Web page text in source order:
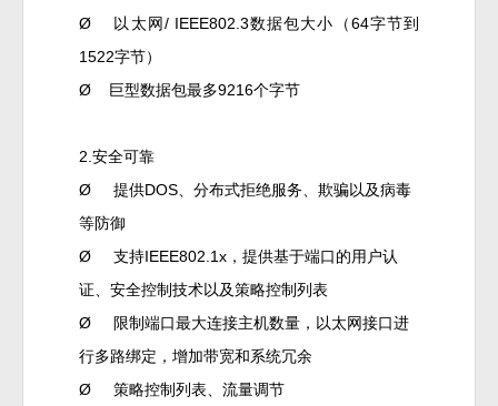
Ø 以太网/ IEEE802.3数据包大小（64字节到
1522字节）
Ø 巨型数据包最多9216个字节
2.安全可靠
Ø
提供DOS、分布式拒绝服务、欺骗以及病毒
等防御
Ø
支持IEEE802.1x，提供基于端口的用户认
证、安全控制技术以及策略控制列表
Ø
限制端口最大连接主机数量，以太网接口进
行多路绑定，增加带宽和系统冗余
Ø
策略控制列表、流量调节